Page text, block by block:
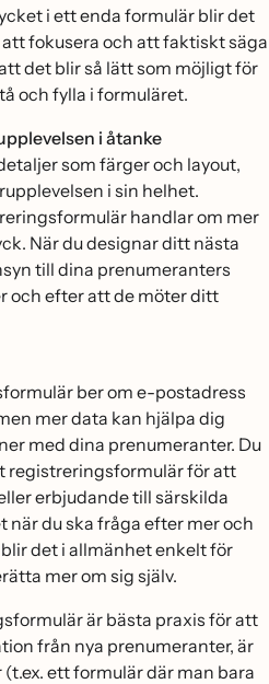
i ett enda formulär blir det
fokusera och att faktiskt säga
att det blir så lätt som möjligt för
och fylla i formuläret.
i åtanke
som färger och layout,
i sin helhet.
handlar om mer
När du designar ditt nästa
till dina prenumeranters
och efter att de möter ditt
ber om e-postadress
mer data kan hjälpa dig
med dina prenumeranter. Du
registreringsformulär för att
erbjudande till särskilda
när du ska fråga efter mer och
det i allmänhet enkelt för
mer om sig själv.
är bästa praxis för att
från nya prenumeranter, är
ett formulär där man bara